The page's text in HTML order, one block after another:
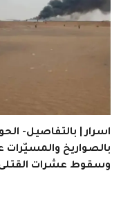
اسرار | بالتفاصيل-
بالصواريخ
وسقوط عشرات القتلى